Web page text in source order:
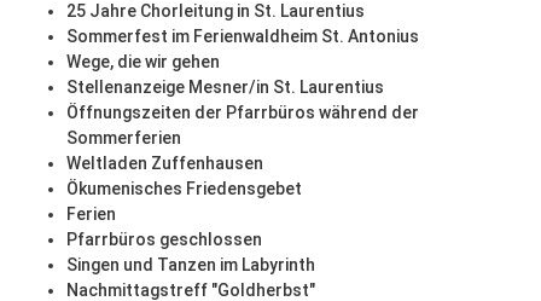
25 Jahre Chorleitung in St. Laurentius
Sommerfest im Ferienwaldheim St. Antonius
Wege, die wir gehen
Stellenanzeige Mesner/in St. Laurentius
Öffnungszeiten der Pfarrbüros während der
Sommerferien
Weltladen Zuffenhausen
Ökumenisches Friedensgebet
Ferien
Pfarrbüros geschlossen
Singen und Tanzen im Labyrinth
Nachmittagstreff "Goldherbst"